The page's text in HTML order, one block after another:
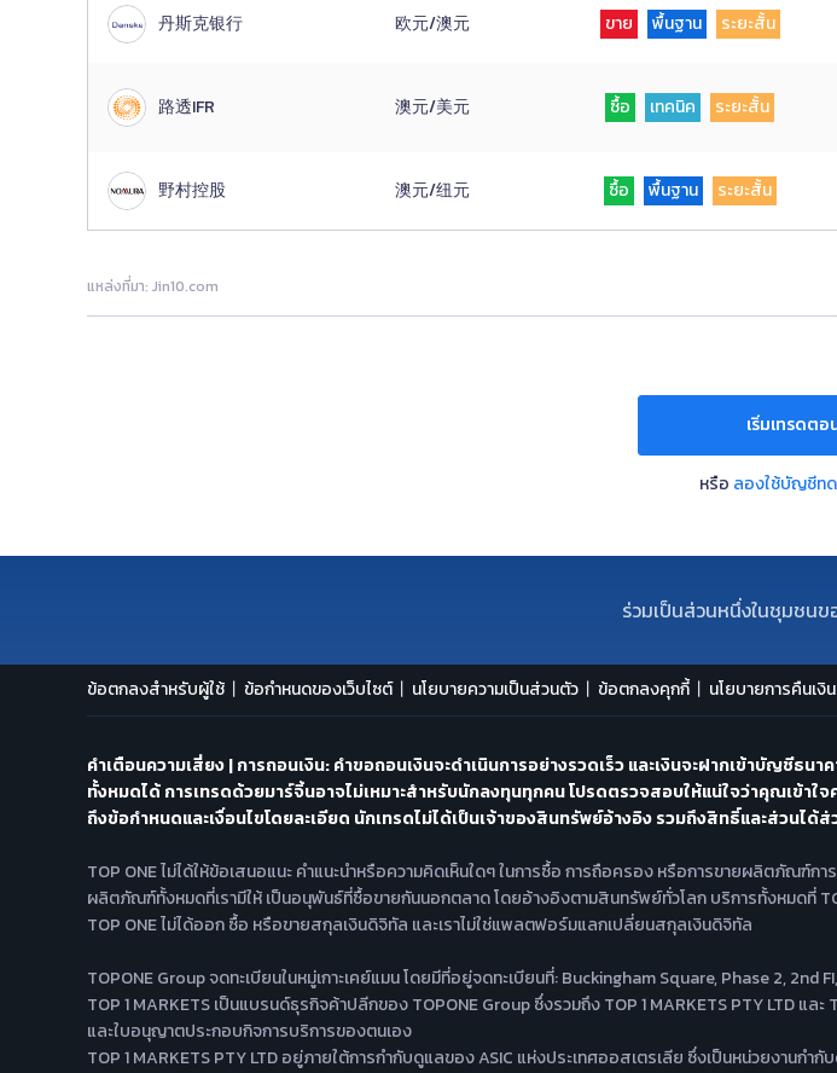
丹斯克银行 欧元/澳元 ขาย พื้นฐาน ระยะสั้น
路透IFR 澳元/美元 ซื้อ เทคนิค ระยะสั้น
野村控股 澳元/纽元 ซื้อ พื้นฐาน ระยะสั้น
แหล่งที่มา: Jin10.com
เริ่มเทรดตอ
หรือ ลองใช้บัญชีท
ร่วมเป็นส่วนหนึ่งในชุมชนข
ข้อตกลงสำหรับผู้ใช้ ข้อกำหนดของเว็บไซต์ นโยบายความเป็นส่วนตัว ข้อตกลงคุกกี้ นโยบายการคืนเงิน
คำเตือนความเสี่ยง | การถอนเงิน: คำขอถอนเงินจะดำเนินการอย่างรวดเร็ว และเงินจะฝากเข้าบัญชี
ทั้งหมดได้ การเทรดด้วยมาร์จิ้นอาจไม่เหมาะสำหรับนักลงทุนทุกคน โปรดตรวจสอบให้แน่ใจว่าคุณเข้าใจ
ถึงข้อกำหนดและเงื่อนไขโดยละเอียด นักเทรดไม่ได้เป็นเจ้าของสินทรัพย์อ้างอิง รวมถึงสิทธิ์และส่วนได้
TOP ONE ไม่ได้ให้ข้อเสนอแนะ คำแนะนำหรือความคิดเห็นใดๆ ในการซื้อ การถือครอง หรือการขายผลิตภัณฑ์กา
ผลิตภัณฑ์ทั้งหมดที่เรามีให้ เป็นอนุพันธ์ที่ซื้อขายกันนอกตลาด โดยอ้างอิงตามสินทรัพย์ทั่วโลก บริการทั้งหมดที่
TOP ONE ไม่ได้ออก ซื้อ หรือขายสกุลเงินดิจิทัล และเราไม่ใช่แพลตฟอร์มแลกเปลี่ยนสกุลเงินดิจิทัล
TOPONE Group จดทะเบียนในหมู่เกาะเคย์แมน โดยมีที่อยู่จดทะเบียนที่: Buckingham Square, Phase 2, 2nd
TOP 1 MARKETS เป็นแบรนด์ธุรกิจค้าปลีกของ TOPONE Group ซึ่งรวมถึง TOP 1 MARKETS PTY LTD แ
และใบอนุญาตประกอบกิจการบริการของตนเอง
TOP 1 MARKETS PTY LTD อยู่ภายใต้การกำกับดูแลของ ASIC แห่งประเทศออสเตรเลีย ซึ่งเป็นหน่วยงานกำ